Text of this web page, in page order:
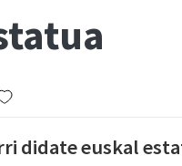
didate euskal